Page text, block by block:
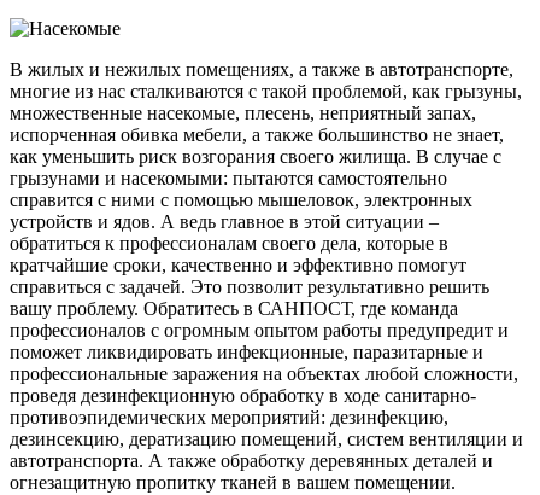
В жилых и нежилых помещениях, а также в автотранспорте,
многие из нас сталкиваются с такой проблемой, как грызуны,
множественные насекомые, плесень, неприятный запах,
испорченная обивка мебели, а также большинство не знает,
как уменьшить риск возгорания своего жилища. В случае с
грызунами и насекомыми: пытаются самостоятельно
справится с ними с помощью мышеловок, электронных
устройств и ядов. А ведь главное в этой ситуации –
обратиться к профессионалам своего дела, которые в
кратчайшие сроки, качественно и эффективно помогут
справиться с задачей. Это позволит результативно решить
вашу проблему. Обратитесь в САНПОСТ, где команда
профессионалов с огромным опытом работы предупредит и
поможет ликвидировать инфекционные, паразитарные и
профессиональные заражения на объектах любой сложности,
проведя дезинфекционную обработку в ходе санитарно-
противоэпидемических мероприятий: дезинфекцию,
дезинсекцию, дератизацию помещений, систем вентиляции и
автотранспорта. А также обработку деревянных деталей и
огнезащитную пропитку тканей в вашем помещении.